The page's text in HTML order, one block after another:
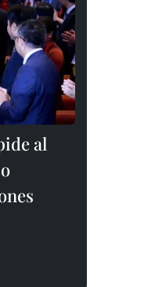
al